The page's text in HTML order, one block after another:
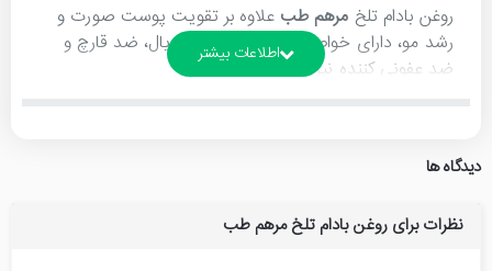
روغن بادام تلخ مرهم طب علاوه بر تقویت پوست صورت و
رشد مو، دارای خواص ضد درد، آنتی باکتریال، ضد قارچ و
ضد عفونی کننده نیز می باشد.
از بین بردن یبوست از طریق ماساژ
دیدگاه ها
نظرات برای روغن بادام تلخ مرهم طب